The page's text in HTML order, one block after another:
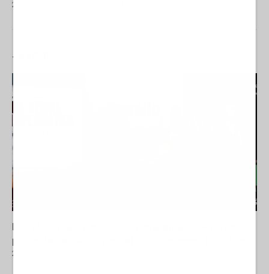
25 Giugno 2026 10:00
#
La Trilogia del Rimosso di Michelangelo Severgnini,
prodotta da l'AntiDiplomatico, interamente in chiaro
24 Luglio 2026 15:49